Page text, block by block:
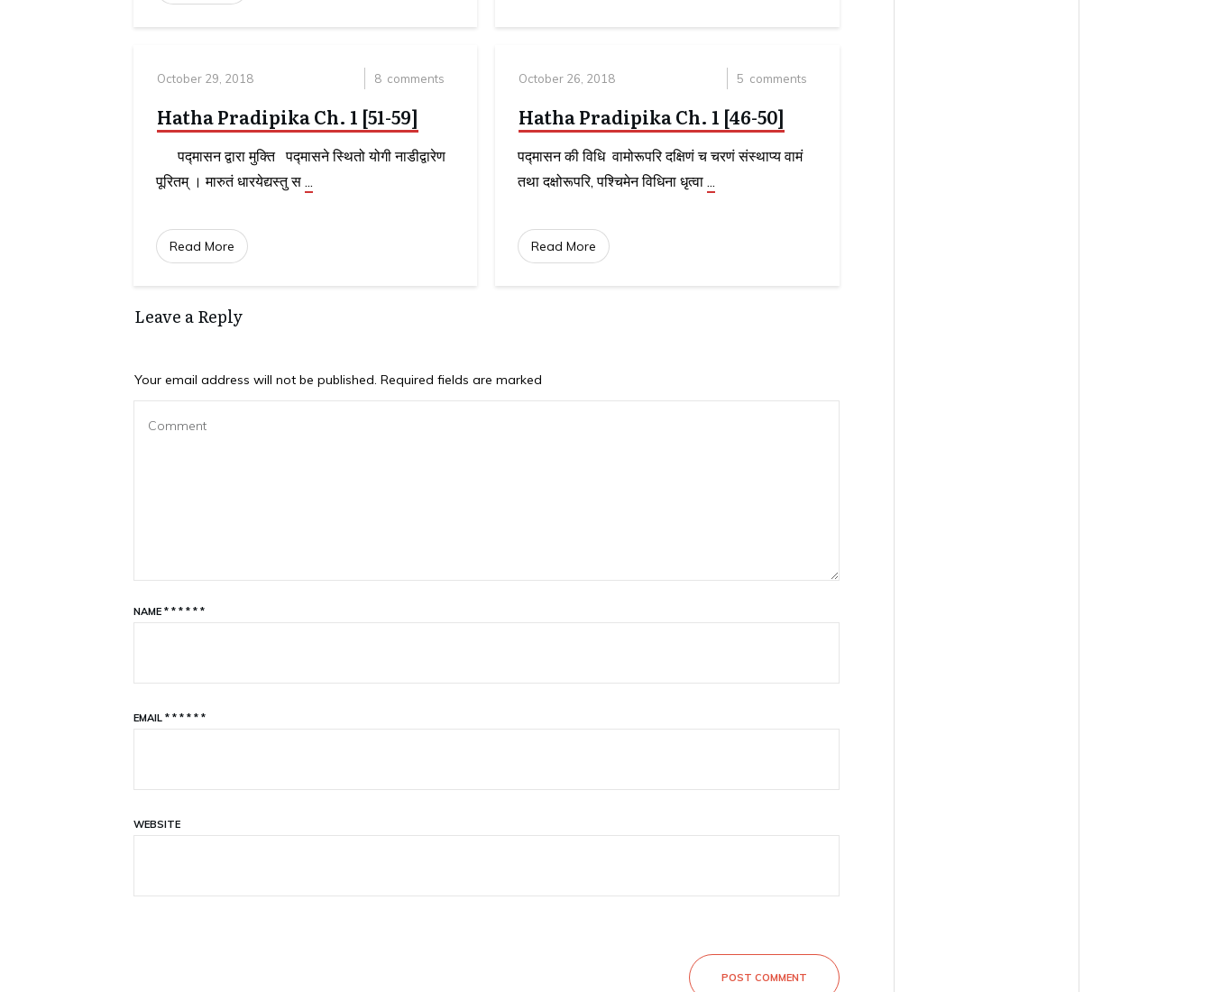
October 29, 2018 8 comments
Hatha Pradipika Ch. 1 [51-59]
पद्मासन द्वारा मुक्ति पद्मासने स्थितो योगी नाडीद्वारेण
पूरितम् । मारुतं धारयेद्यस्तु स ...
Read More
October 26, 2018 5 comments
Hatha Pradipika Ch. 1 [46-50]
पद्मासन की विधि वामोरूपरि दक्षिणं च चरणं संस्थाप्य वामं
तथा दक्षोरूपरि, पश्चिमेन विधिना धृत्वा...
Read More
Leave a Reply
Your email address will not be published. Required fields are marked
NAME * * * * * *
EMAIL * * * * * *
WEBSITE
POST COMMENT